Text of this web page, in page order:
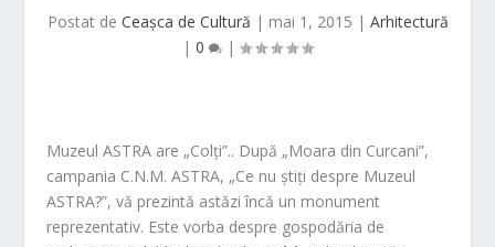
Postat de Ceașca de Cultură | mai 1, 2015 | Arhitectură
| 0 |
Muzeul ASTRA are „Colți”.. După „Moara din Curcani”,
campania C.N.M. ASTRA, „Ce nu știți despre Muzeul
ASTRA?”, vă prezintă astăzi încă un monument
reprezentativ. Este vorba despre gospodăria de